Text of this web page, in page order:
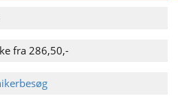
fra 286,50,-